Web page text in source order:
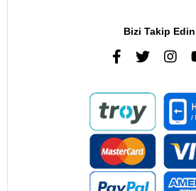
Bizi Takip Edin